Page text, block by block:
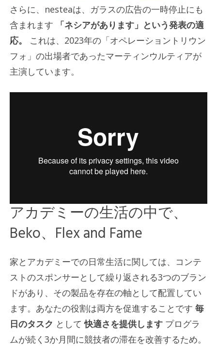
さらに、nesteaは、ガラスの広告の一時停止にも
含まれます
「ネシアがあります」という発表の適
応。
これは、2023年の「オペレーショントリウン
フォ」の出場者であったマーティンウルティアが
主演しています。
アカデミーの生活の中で、
Beko、Flex and Fame
家とアカデミーでの日常生活に関しては、コンテ
ストのスポンサーとして繰り返される3つのブラン
ドがあり、その製品を存在の軸として配置してい
ます。あなたの役割は両方を促進することです 毎
日のタスク として快適さを提供します プログラ
ムが続く3か月間に競技者の滞在を改善するため。